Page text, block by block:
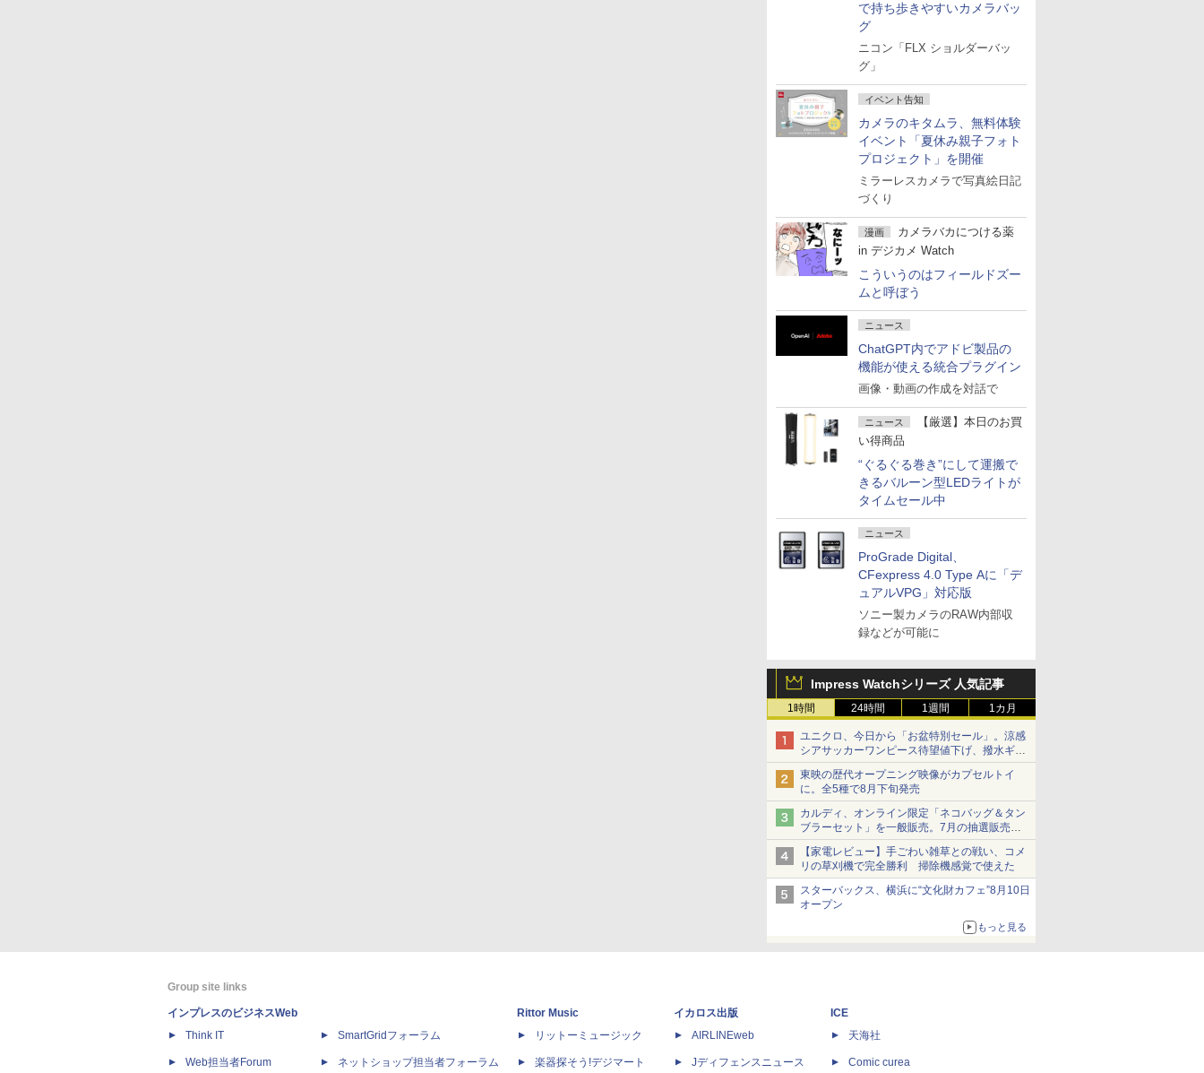
で持ち歩きやすいカメラバッ
グ
ニコン「FLX ショルダーバッ
グ」
イベント告知
カメラのキタムラ、無料体験
イベント「夏休み親子フォト
プロジェクト」を開催
ミラーレスカメラで写真絵日記
づくり
漫画
カメラバカにつける薬
in デジカメ Watch
こういうのはフィールドズー
ムと呼ぼう
ニュース
ChatGPT内でアドビ製品の
機能が使える統合プラグイン
画像・動画の作成を対話で
ニュース
【厳選】本日のお買
い得商品
“ぐるぐる巻き”にして運搬で
きるバルーン型LEDライトが
タイムセール中
ニュース
ProGrade Digital、
CFexpress 4.0 Type Aに「デ
ュアルVPG」対応版
ソニー製カメラのRAW内部収
録などが可能に
Impress Watchシリーズ 人気記事
1時間 24時間 1週間 1カ月
ユニクロ、今日から「お盆特別セール」。涼感
シアサッカーワンピース待望値下げ、撥水ギア
ショーツは1990円に
東映の歴代オープニング映像がカプセルトイ
に。全5種で8月下旬発売
カルディ、オンライン限定「ネコバッグ＆タン
ブラーセット」を一般販売。7月の抽選販売の
当選無効分
【家電レビュー】手ごわい雑草との戦い、コメ
リの草刈機で完全勝利 掃除機感覚で使えた
スターバックス、横浜に“文化財カフェ”8月10日
オープン
もっと見る
Group site links
インプレスのビジネスWeb
Think IT
Web担当者Forum
SmartGridフォーラム
ネットショップ担当者フォーラム
Rittor Music
リットーミュージック
楽器探そう!デジマート
イカロス出版
AIRLINEweb
Jディフェンスニュース
ICE
天海社
Comic curea